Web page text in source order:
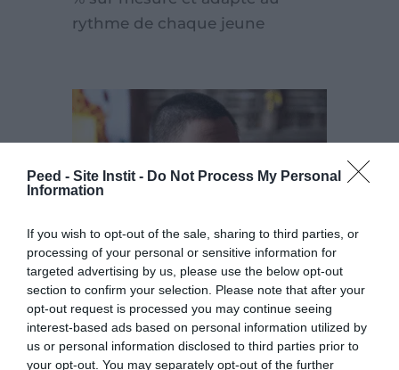
Peed - Site Instit - Do Not Process My Personal
Information
If you wish to opt-out of the sale, sharing to third parties, or
processing of your personal or sensitive information for
targeted advertising by us, please use the below opt-out
section to confirm your selection. Please note that after your
opt-out request is processed you may continue seeing
interest-based ads based on personal information utilized by
us or personal information disclosed to third parties prior to
your opt-out. You may separately opt-out of the further
rythme de chaque jeune
Le Camp UDID, un